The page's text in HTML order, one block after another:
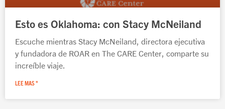
Esto es Oklahoma: con Stacy McNeiland
Escuche mientras Stacy McNeiland, directora ejecutiva
y fundadora de ROAR en The CARE Center, comparte su
increíble viaje.
LEE MAS "